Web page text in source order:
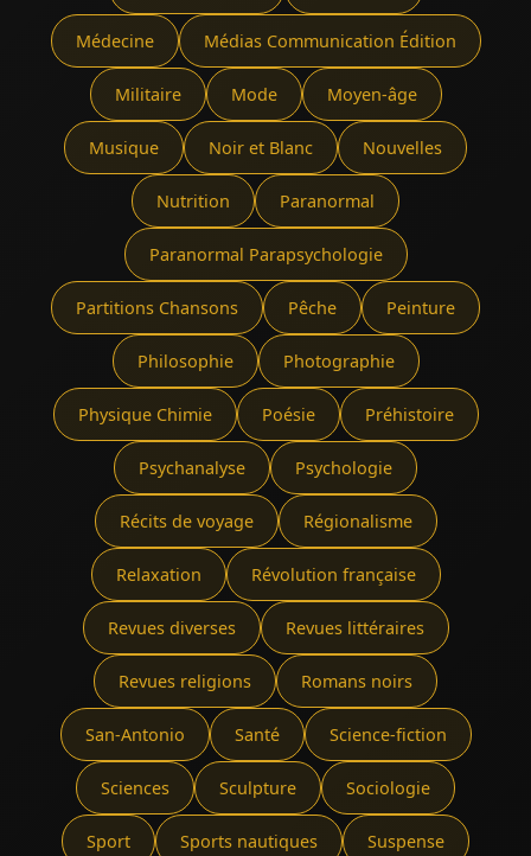
Médecine Médias Communication Édition
Militaire Mode Moyen-âge
Musique Noir et Blanc Nouvelles
Nutrition Paranormal
Paranormal Parapsychologie
Partitions Chansons Pêche Peinture
Philosophie Photographie
Physique Chimie Poésie Préhistoire
Psychanalyse Psychologie
Récits de voyage Régionalisme
Relaxation Révolution française
Revues diverses Revues littéraires
Revues religions Romans noirs
San-Antonio Santé Science-fiction
Sciences Sculpture Sociologie
Sport Sports nautiques Suspense